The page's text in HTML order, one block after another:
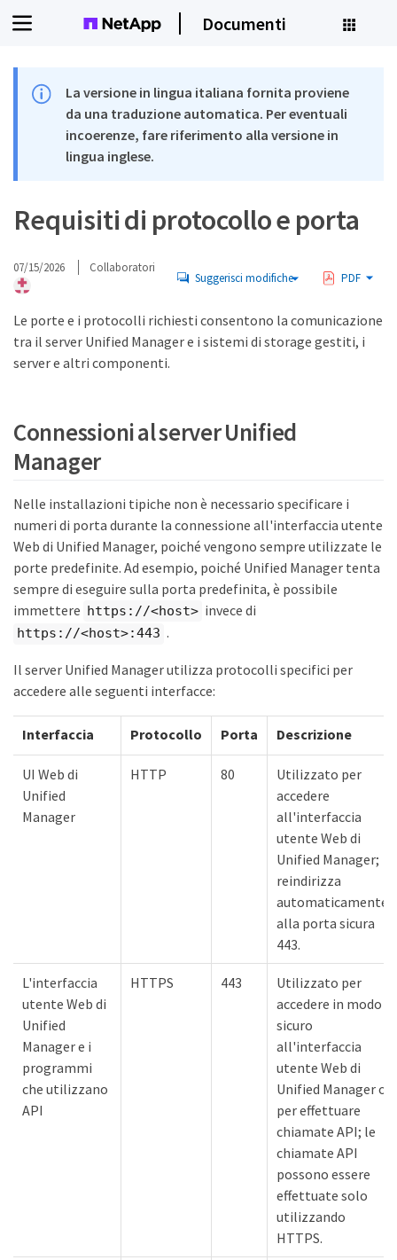
Documenti
La versione in lingua italiana fornita proviene
da una traduzione automatica. Per eventuali
incoerenze, fare riferimento alla versione in
lingua inglese.
Requisiti di protocollo e porta
07/15/2026 Collaboratori
Suggerisci modifiche PDF
Le porte e i protocolli richiesti consentono la comunicazione
tra il server Unified Manager e i sistemi di storage gestiti, i
server e altri componenti.
Connessioni al server Unified
Manager
Nelle installazioni tipiche non è necessario specificare i
numeri di porta durante la connessione all'interfaccia utente
Web di Unified Manager, poiché vengono sempre utilizzate le
porte predefinite. Ad esempio, poiché Unified Manager tenta
sempre di eseguire sulla porta predefinita, è possibile
immettere https://<host> invece di
https://<host>:443 .
Il server Unified Manager utilizza protocolli specifici per
accedere alle seguenti interfacce:
Interfaccia Protocollo Porta Descrizione
UI Web di
Unified
Manager
HTTP 80
Utilizzato per
accedere
all'interfaccia
utente Web di
Unified Manager;
reindirizza
automaticamente
alla porta sicura
443.
L'interfaccia
utente Web di
Unified
Manager e i
programmi
che utilizzano
API
HTTPS 443
Utilizzato per
accedere in modo
sicuro
all'interfaccia
utente Web di
Unified Manager o
per effettuare
chiamate API; le
chiamate API
possono essere
effettuate solo
utilizzando
HTTPS.